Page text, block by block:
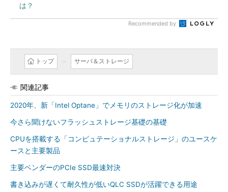
は？
Recommended by
トップ サーバ＆ストレージ
関連記事
2020年、新「Intel Optane」でメモリのストレージ化が加速
今さら聞けないフラッシュストレージ基礎の基礎
CPUを搭載する「コンピュテーショナルストレージ」のユースケ
ースと主要製品
主要ベンダーのPCIe SSD最速対決
書き込みが遅くて耐久性が低いQLC SSDが活躍できる用途